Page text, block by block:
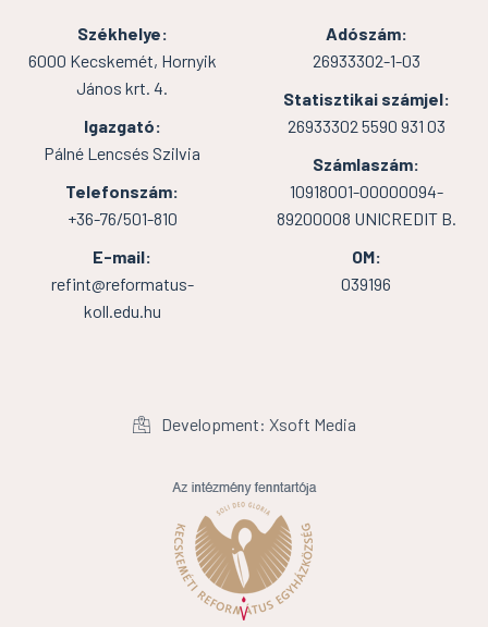
Székhelye:
6000 Kecskemét, Hornyik
János krt. 4.
Igazgató:
Pálné Lencsés Szilvia
Telefonszám:
+36-76/501-810
E-mail:
refint@reformatus-
koll.edu.hu
Adószám:
26933302-1-03
Statisztikai számjel:
26933302 5590 931 03
Számlaszám:
10918001-00000094-
89200008 UNICREDIT B.
OM:
039196
Development: Xsoft Media